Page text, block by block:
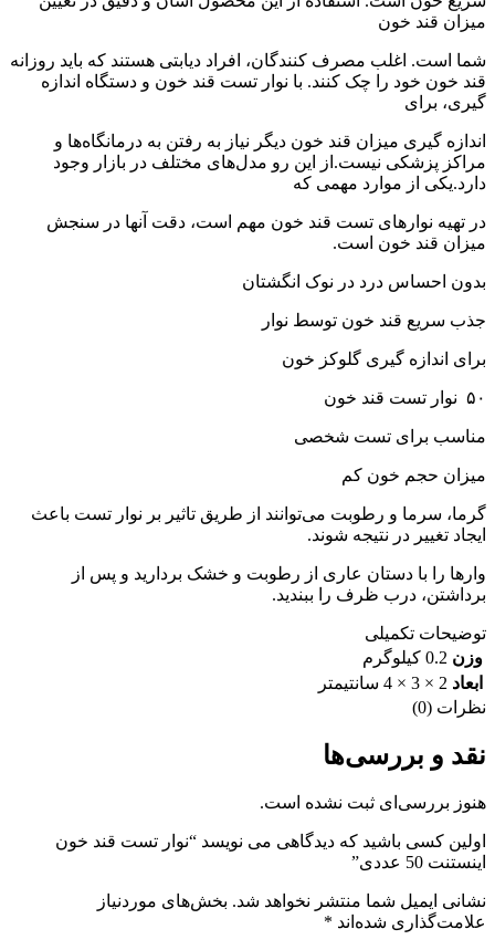
میزان قند خون
شما است. اغلب مصرف کنندگان، افراد دیابتی هستند که باید روزانه
قند خون خود را چک کنند. با نوار تست قند خون و دستگاه اندازه
گیری، برای
اندازه گیری میزان قند خون دیگر نیاز به رفتن به درمانگاه‌ها و
مراکز پزشکی نیست.از این رو مدل‌های مختلف در بازار وجود
دارد.یکی از موارد مهمی که
در تهیه نوارهای تست قند خون مهم است، دقت آنها در سنجش
میزان قند خون است.
بدون احساس درد در نوک انگشتان
جذب سریع قند خون توسط نوار
برای اندازه گیری گلوکز خون
۵۰ نوار تست قند خون
مناسب برای تست شخصی
میزان حجم خون کم
گرما، سرما و رطوبت می‌توانند از طریق تاثیر بر نوار تست باعث
ایجاد تغییر در نتیجه شوند.
وارها را با دستان عاری از رطوبت و خشک بردارید و پس از
برداشتن، درب ظرف را ببندید.
توضیحات تکمیلی
وزن 0.2 کیلوگرم
ابعاد 2 × 3 × 4 سانتیمتر
نظرات (0)
نقد و بررسی‌ها
هنوز بررسی‌ای ثبت نشده است.
اولین کسی باشید که دیدگاهی می نویسد “نوار تست قند خون
اینستنت 50 عددی”
نشانی ایمیل شما منتشر نخواهد شد. بخش‌های موردنیاز
علامت‌گذاری شده‌اند *